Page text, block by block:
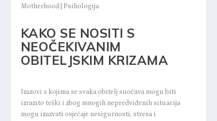
Motherhood| Psihologija
KAKO SE NOSITI S
NEOČEKIVANIM
OBITELJSKIM KRIZAMA
Izazovi s kojima se svaka obitelj suočava mogu biti
izrazito teški i zbog mnogih nepredviđenih situacija
mogu izazvati osjećaje nesigurnosti, stresa i